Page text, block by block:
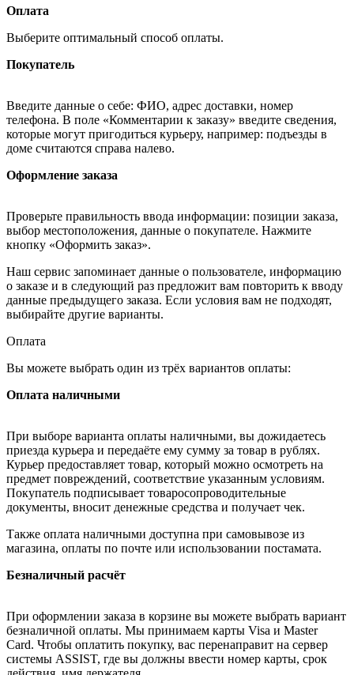
Оплата
Выберите оптимальный способ оплаты.
Покупатель
Введите данные о себе: ФИО, адрес доставки, номер
телефона. В поле «Комментарии к заказу» введите сведения,
которые могут пригодиться курьеру, например: подъезды в
доме считаются справа налево.
Оформление заказа
Проверьте правильность ввода информации: позиции заказа,
выбор местоположения, данные о покупателе. Нажмите
кнопку «Оформить заказ».
Наш сервис запоминает данные о пользователе, информацию
о заказе и в следующий раз предложит вам повторить к вводу
данные предыдущего заказа. Если условия вам не подходят,
выбирайте другие варианты.
Оплата
Вы можете выбрать один из трёх вариантов оплаты:
Оплата наличными
При выборе варианта оплаты наличными, вы дожидаетесь
приезда курьера и передаёте ему сумму за товар в рублях.
Курьер предоставляет товар, который можно осмотреть на
предмет повреждений, соответствие указанным условиям.
Покупатель подписывает товаросопроводительные
документы, вносит денежные средства и получает чек.
Также оплата наличными доступна при самовывозе из
магазина, оплаты по почте или использовании постамата.
Безналичный расчёт
При оформлении заказа в корзине вы можете выбрать вариант
безналичной оплаты. Мы принимаем карты Visa и Master
Card. Чтобы оплатить покупку, вас перенаправит на сервер
системы ASSIST, где вы должны ввести номер карты, срок